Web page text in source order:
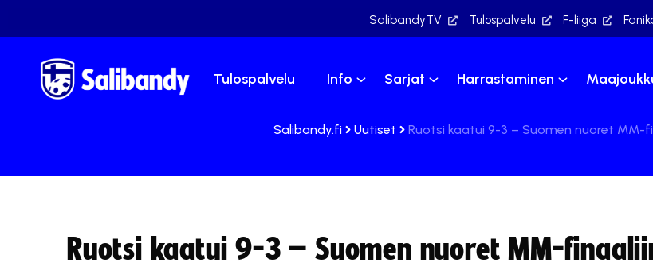
SalibandyTV Tulospalvelu F-liiga
Tulospalvelu Info Sarjat Harrastaminen
Salibandy.fi Uutiset Ruotsi kaatui 9-3 – Suomen nuoret MM-
Ruotsi kaatui 9-3 – Suomen nuoret MM-